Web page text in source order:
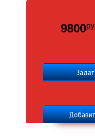
9800